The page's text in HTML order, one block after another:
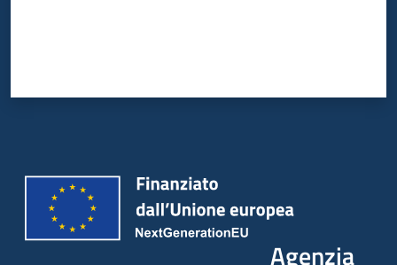
Agenzia